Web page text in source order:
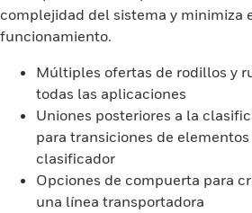
complejidad del sistema y minimiza
funcionamiento.
Múltiples ofertas de rodillos y
todas las aplicaciones
Uniones posteriores a la
para transiciones de
clasificador
Opciones de compuerta para
una línea transportadora